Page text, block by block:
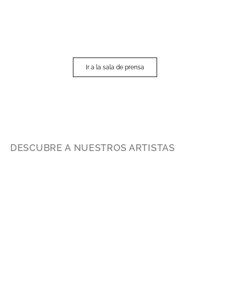
Ir a la sala de prensa
DESCUBRE A NUESTROS ARTISTAS